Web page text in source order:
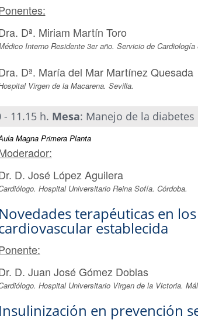
Dª. Miriam Martín Toro
Interno Residente 3er año. Servicio de
Dª. María del Mar Martínez Quesada
Virgen de la Macarena. Sevilla.
- 11.15 h. Mesa: Manejo de la
Magna Primera Planta
D. José López Aguilera
Hospital Universitario Reina Sofía. Córdoba.
Novedades terapéuticas en
establecida
D. Juan José Gómez Doblas
Hospital Universitario Virgen de la Victoria.
Insulinización en prevención